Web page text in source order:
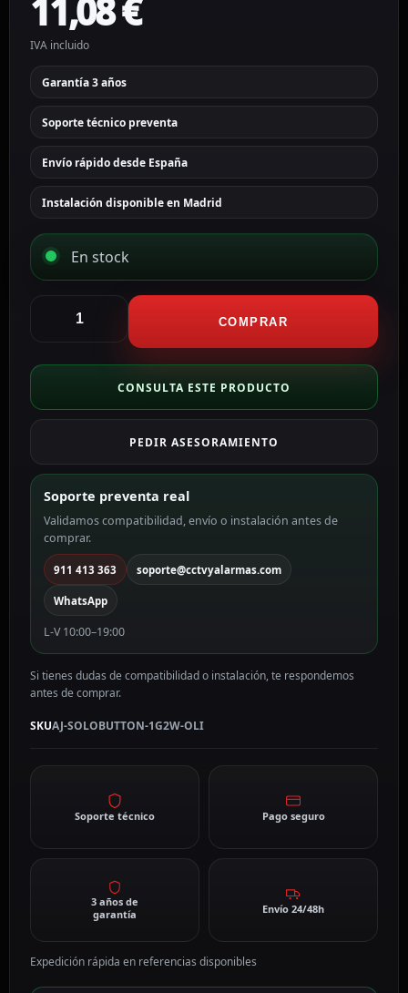
11,08€
IVA incluido
Garantía 3 años
Soporte técnico preventa
Envío rápido desde España
Instalación disponible en Madrid
En stock
para
interruptor
de
color
oliva
AJ-
SOLOBUTTON-
1G2W-
OLI
cantidad
COMPRAR
CONSULTA ESTE PRODUCTO
PEDIR ASESORAMIENTO
Soporte preventa real
Validamos compatibilidad, envío o instalación antes de
comprar.
911 413 363 soporte@cctvyalarmas.com
WhatsApp
L-V 10:00–19:00
Si tienes dudas de compatibilidad o instalación, te respondemos
antes de comprar.
SKUAJ-SOLOBUTTON-1G2W-OLI
Soporte técnico Pago seguro
3 años de
garantía
Envío 24/48h
Expedición rápida en referencias disponibles